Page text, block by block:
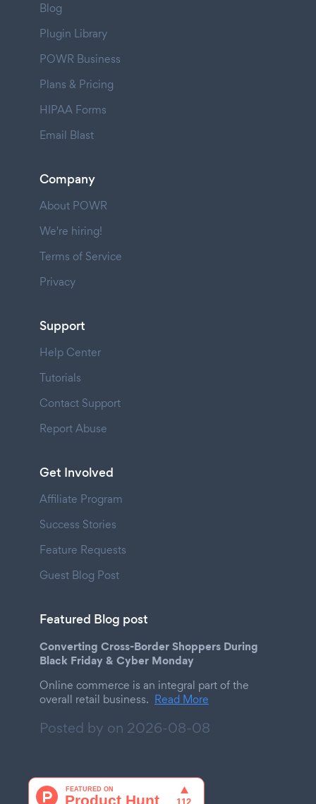
Blog
Plugin Library
POWR Business
Plans & Pricing
HIPAA Forms
Email Blast
Company
About POWR
We're hiring!
Terms of Service
Privacy
Support
Help Center
Tutorials
Contact Support
Report Abuse
Get Involved
Affiliate Program
Success Stories
Feature Requests
Guest Blog Post
Featured Blog post
Converting Cross-Border Shoppers During
Black Friday & Cyber Monday
Online commerce is an integral part of the
overall retail business. Read More
Posted by on 2026-08-08